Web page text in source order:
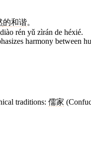
的和谐。
rén yǔ zìrán de héxié.
harmony between
traditions: 儒家